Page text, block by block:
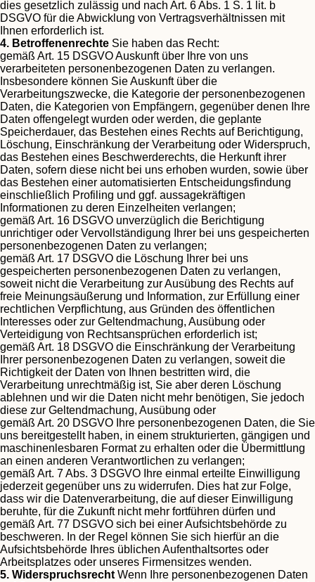
dies gesetzlich zulässig und nach Art. 6 Abs. 1 S. 1 lit. b
DSGVO für die Abwicklung von Vertragsverhältnissen mit
Ihnen erforderlich ist.
4. Betroffenenrechte Sie haben das Recht:
gemäß Art. 15 DSGVO Auskunft über Ihre von uns
verarbeiteten personenbezogenen Daten zu verlangen.
Insbesondere können Sie Auskunft über die
Verarbeitungszwecke, die Kategorie der personenbezogenen
Daten, die Kategorien von Empfängern, gegenüber denen Ihre
Daten offengelegt wurden oder werden, die geplante
Speicherdauer, das Bestehen eines Rechts auf Berichtigung,
Löschung, Einschränkung der Verarbeitung oder Widerspruch,
das Bestehen eines Beschwerderechts, die Herkunft ihrer
Daten, sofern diese nicht bei uns erhoben wurden, sowie über
das Bestehen einer automatisierten Entscheidungsfindung
einschließlich Profiling und ggf. aussagekräftigen
Informationen zu deren Einzelheiten verlangen;
gemäß Art. 16 DSGVO unverzüglich die Berichtigung
unrichtiger oder Vervollständigung Ihrer bei uns gespeicherten
personenbezogenen Daten zu verlangen;
gemäß Art. 17 DSGVO die Löschung Ihrer bei uns
gespeicherten personenbezogenen Daten zu verlangen,
soweit nicht die Verarbeitung zur Ausübung des Rechts auf
freie Meinungsäußerung und Information, zur Erfüllung einer
rechtlichen Verpflichtung, aus Gründen des öffentlichen
Interesses oder zur Geltendmachung, Ausübung oder
Verteidigung von Rechtsansprüchen erforderlich ist;
gemäß Art. 18 DSGVO die Einschränkung der Verarbeitung
Ihrer personenbezogenen Daten zu verlangen, soweit die
Richtigkeit der Daten von Ihnen bestritten wird, die
Verarbeitung unrechtmäßig ist, Sie aber deren Löschung
ablehnen und wir die Daten nicht mehr benötigen, Sie jedoch
diese zur Geltendmachung, Ausübung oder
gemäß Art. 20 DSGVO Ihre personenbezogenen Daten, die Sie
uns bereitgestellt haben, in einem strukturierten, gängigen und
maschinenlesbaren Format zu erhalten oder die Übermittlung
an einen anderen Verantwortlichen zu verlangen;
gemäß Art. 7 Abs. 3 DSGVO Ihre einmal erteilte Einwilligung
jederzeit gegenüber uns zu widerrufen. Dies hat zur Folge,
dass wir die Datenverarbeitung, die auf dieser Einwilligung
beruhte, für die Zukunft nicht mehr fortführen dürfen und
gemäß Art. 77 DSGVO sich bei einer Aufsichtsbehörde zu
beschweren. In der Regel können Sie sich hierfür an die
Aufsichtsbehörde Ihres üblichen Aufenthaltsortes oder
Arbeitsplatzes oder unseres Firmensitzes wenden.
5. Widerspruchsrecht Wenn Ihre personenbezogenen Daten